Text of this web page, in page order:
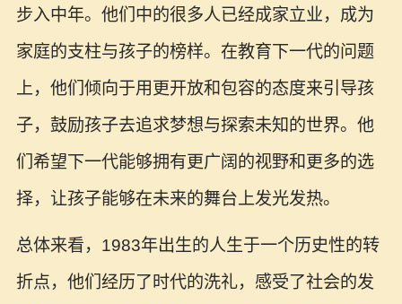
步入中年。他们中的很多人已经成家立业，成为
家庭的支柱与孩子的榜样。在教育下一代的问题
上，他们倾向于用更开放和包容的态度来引导孩
子，鼓励孩子去追求梦想与探索未知的世界。他
们希望下一代能够拥有更广阔的视野和更多的选
择，让孩子能够在未来的舞台上发光发热。
总体来看，1983年出生的人生于一个历史性的转
折点，他们经历了时代的洗礼，感受了社会的发